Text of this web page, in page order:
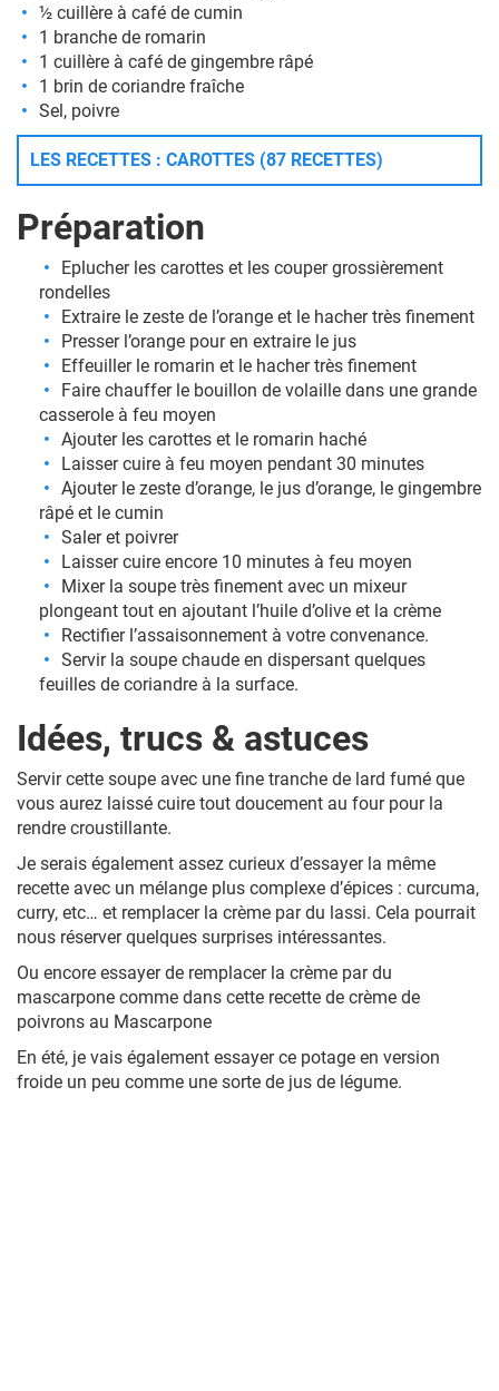
½ cuillère à café de cumin
1 branche de romarin
1 cuillère à café de gingembre râpé
1 brin de coriandre fraîche
Sel, poivre
LES RECETTES : CAROTTES (87 RECETTES)
Préparation
Eplucher les carottes et les couper grossièrement
rondelles
Extraire le zeste de l’orange et le hacher très finement
Presser l’orange pour en extraire le jus
Effeuiller le romarin et le hacher très finement
Faire chauffer le bouillon de volaille dans une grande
casserole à feu moyen
Ajouter les carottes et le romarin haché
Laisser cuire à feu moyen pendant 30 minutes
Ajouter le zeste d’orange, le jus d’orange, le gingembre
râpé et le cumin
Saler et poivrer
Laisser cuire encore 10 minutes à feu moyen
Mixer la soupe très finement avec un mixeur
plongeant tout en ajoutant l’huile d’olive et la crème
Rectifier l’assaisonnement à votre convenance.
Servir la soupe chaude en dispersant quelques
feuilles de coriandre à la surface.
Idées, trucs & astuces
Servir cette soupe avec une fine tranche de lard fumé que
vous aurez laissé cuire tout doucement au four pour la
rendre croustillante.
Je serais également assez curieux d’essayer la même
recette avec un mélange plus complexe d’épices : curcuma,
curry, etc… et remplacer la crème par du lassi. Cela pourrait
nous réserver quelques surprises intéressantes.
Ou encore essayer de remplacer la crème par du
mascarpone comme dans cette recette de crème de
poivrons au Mascarpone
En été, je vais également essayer ce potage en version
froide un peu comme une sorte de jus de légume.